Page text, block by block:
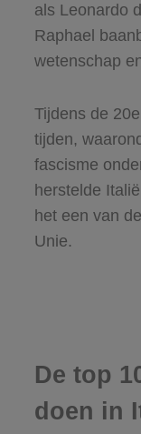
als Leonardo
Raphael
wetenschap
Tijdens de
tijden,
fascisme
herstelde
het een van
Unie.
De top
doen in